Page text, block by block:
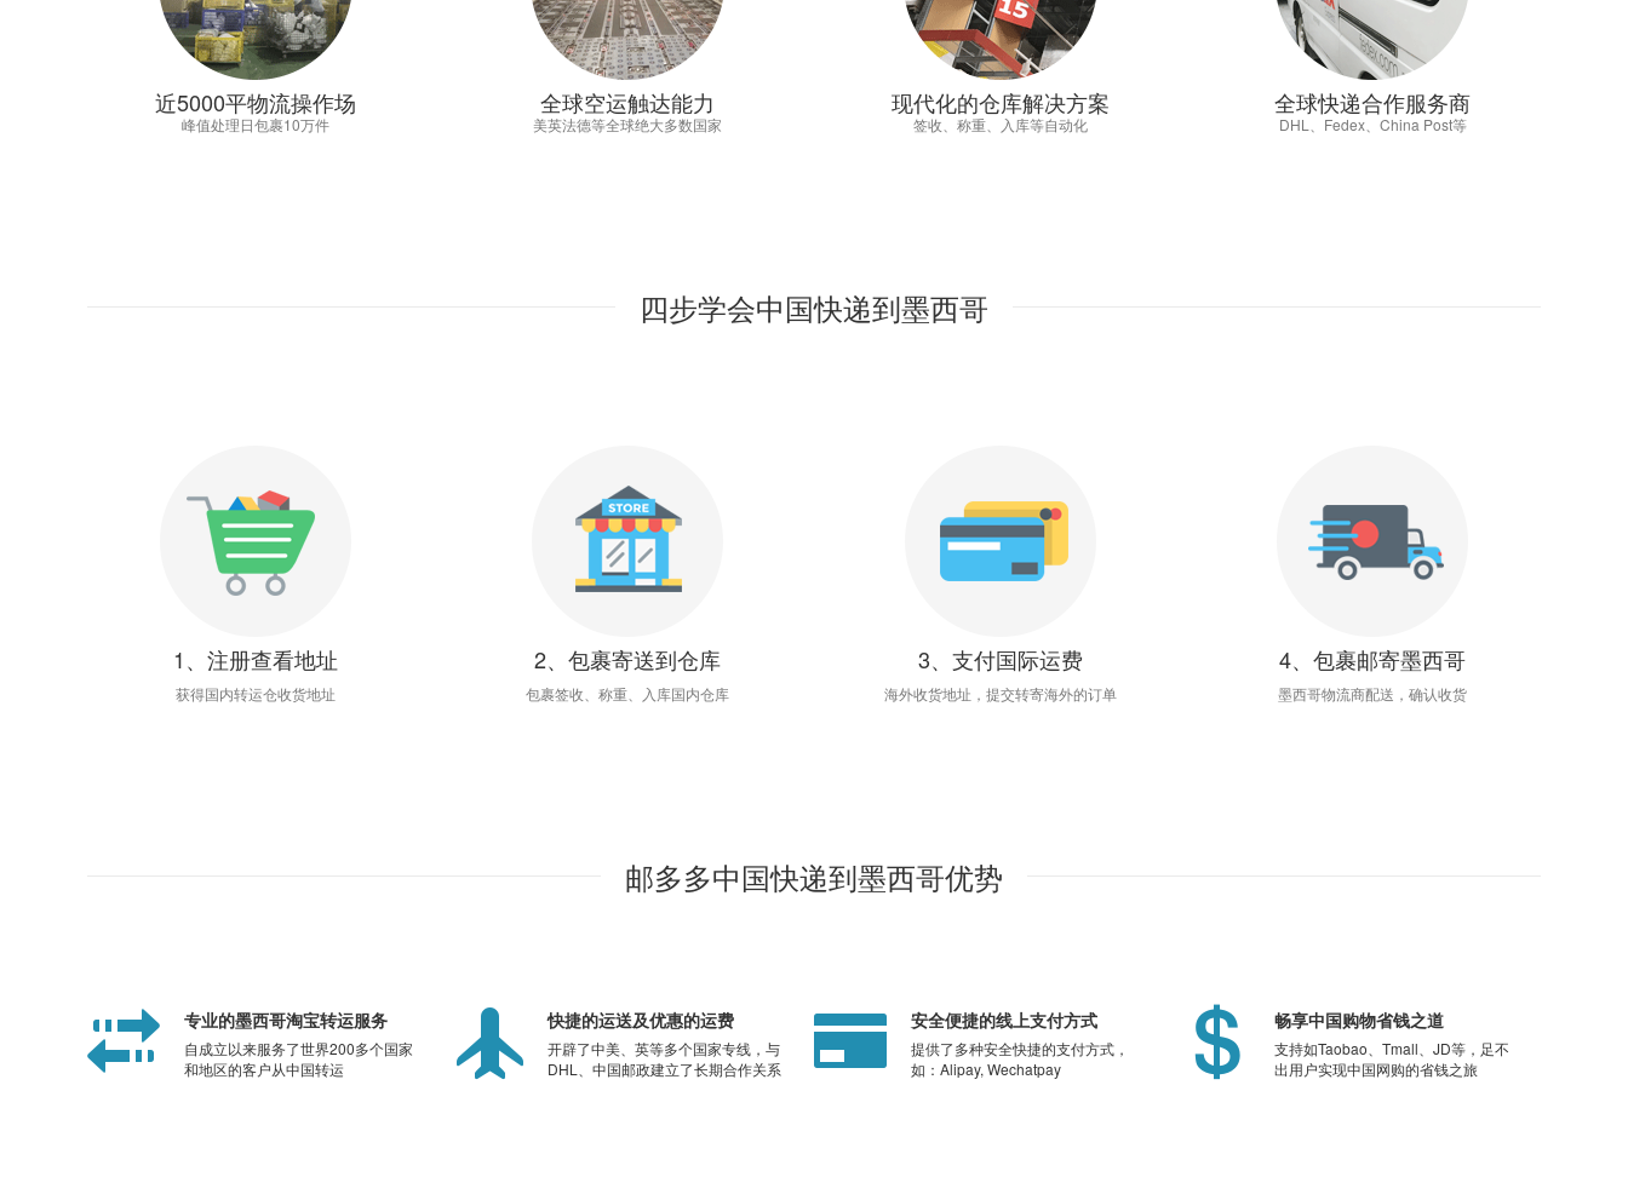
近5000平物流操作场
峰值处理日包裹10万件
全球空运触达能力
美英法德等全球绝大多数国家
现代化的仓库解决方案
签收、称重、入库等自动化
全球快递合作服务商
DHL、Fedex、China Post等
四步学会中国快递到墨西哥
1、注册查看地址
获得国内转运仓收货地址
2、包裹寄送到仓库
包裹签收、称重、入库国内仓库
3、支付国际运费
海外收货地址，提交转寄海外的订单
4、包裹邮寄墨西哥
墨西哥物流商配送，确认收货
邮多多中国快递到墨西哥优势
专业的墨西哥淘宝转运服务
自成立以来服务了世界200多个国家
和地区的客户从中国转运
快捷的运送及优惠的运费
开辟了中美、英等多个国家专线，与
DHL、中国邮政建立了长期合作关系
安全便捷的线上支付方式
提供了多种安全快捷的支付方式，
如：Alipay, Wechatpay
畅享中国购物省钱之道
支持如Taobao、Tmall、JD等，足不
出用户实现中国网购的省钱之旅